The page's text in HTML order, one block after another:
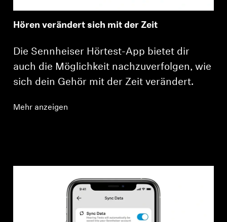
Hören verändert sich mit der Zeit
Die Sennheiser Hörtest-App bietet dir
auch die Möglichkeit nachzuverfolgen, wie
sich dein Gehör mit der Zeit verändert.
Mehr anzeigen